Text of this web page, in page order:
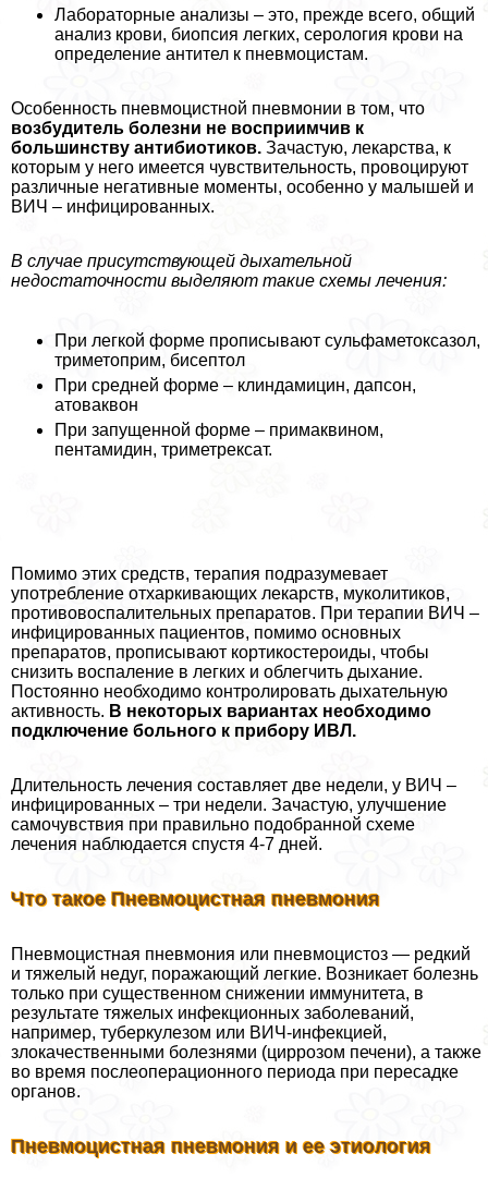
Лабораторные анализы – это, прежде всего, общий
анализ крови, биопсия легких, серология крови на
определение антител к пневмоцистам.
Особенность пневмоцистной пневмонии в том, что
возбудитель болезни не восприимчив к
большинству антибиотиков. Зачастую, лекарства, к
которым у него имеется чувствительность, провоцируют
различные негативные моменты, особенно у малышей и
ВИЧ – инфицированных.
В случае присутствующей дыхательной
недостаточности выделяют такие схемы лечения:
При легкой форме прописывают сульфаметоксазол,
триметоприм, бисептол
При средней форме – клиндамицин, дапсон,
атоваквон
При запущенной форме – примаквином,
пентамидин, триметрексат.
Помимо этих средств, терапия подразумевает
употрeбление отхаркивающих лекарств, муколитиков,
противовоспалительных препаратов. При терапии ВИЧ –
инфицированных пациентов, помимо основных
препаратов, прописывают кортикостероиды, чтобы
снизить воспаление в легких и облегчить дыхание.
Постоянно необходимо контролировать дыхательную
активность. В некоторых вариантах необходимо
подключение больного к прибору ИВЛ.
Длительность лечения составляет две недели, у ВИЧ –
инфицированных – три недели. Зачастую, улучшение
самочувствия при правильно подобранной схеме
лечения наблюдается спустя 4-7 дней.
Что такое Пневмоцистная пневмония
Пневмоцистная пневмония или пневмоцистоз — редкий
и тяжелый недуг, поражающий легкие. Возникает болезнь
только при существенном снижении иммунитета, в
результате тяжелых инфекционных заболеваний,
например, туберкулезом или ВИЧ-инфекцией,
злокачественными болезнями (циррозом печени), а также
во время послеоперационного периода при пересадке
органов.
Пневмоцистная пневмония и ее этиология